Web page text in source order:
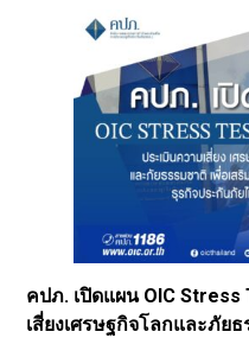
คปภ. เปิดแผน OIC
เสี่ยงเศรษฐกิจโลกและภัย